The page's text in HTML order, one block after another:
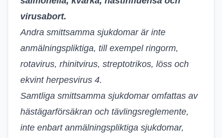
virusabort.
Andra smittsamma sjukdomar är inte
anmälningspliktiga, till exempel ringorm,
rotavirus, rhinitvirus, streptotrikos, löss och
ekvint herpesvirus 4.
Samtliga smittsamma sjukdomar omfattas av
hästägarförsäkran och tävlingsreglemente,
inte enbart anmälningspliktiga sjukdomar,